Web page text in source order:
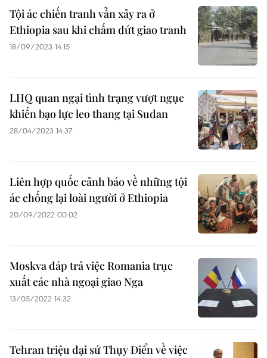
Tội ác chiến tranh vẫn xảy ra ở
Ethiopia sau khi chấm dứt giao tranh
18/09/2023 14:15
LHQ quan ngại tình trạng vượt ngục
khiến bạo lực leo thang tại Sudan
28/04/2023 14:37
Liên hợp quốc cảnh báo về những tội
ác chống lại loài người ở Ethiopia
20/09/2022 00:02
Moskva đáp trả việc Romania trục
xuất các nhà ngoại giao Nga
13/05/2022 14:32
Tehran triệu đại sứ Thụy Điển về việc